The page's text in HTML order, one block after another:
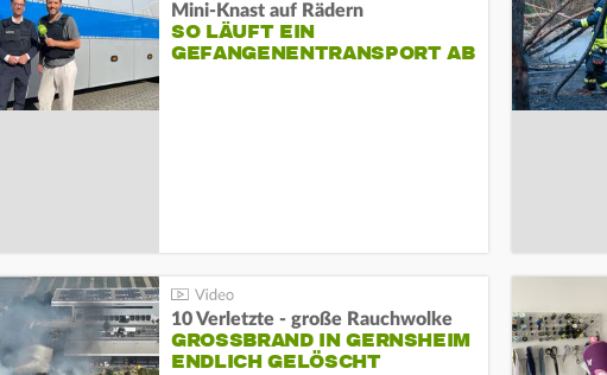
Mini-Knast auf Rädern
SO LÄUFT EIN
GEFANGENENTRANSPORT AB
10 Verletzte - große Rauchwolke
GROSSBRAND IN GERNSHEIM E
NDLICH GELÖSCHT